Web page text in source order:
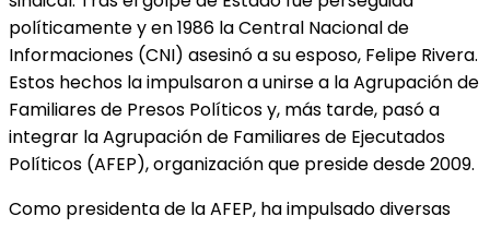
políticamente y en 1986 la Central Nacional de
Informaciones (CNI) asesinó a su esposo, Felipe Rivera.
Estos hechos la impulsaron a unirse a la Agrupación de
Familiares de Presos Políticos y, más tarde, pasó a
integrar la Agrupación de Familiares de Ejecutados
Políticos (AFEP), organización que preside desde 2009.
Como presidenta de la AFEP, ha impulsado diversas